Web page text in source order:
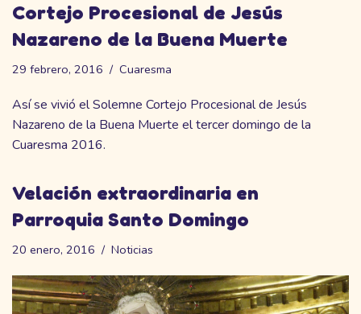
Cortejo Procesional de Jesús
Nazareno de la Buena Muerte
29 febrero, 2016 Cuaresma
Así se vivió el Solemne Cortejo Procesional de Jesús
Nazareno de la Buena Muerte el tercer domingo de la
Cuaresma 2016.
Velación extraordinaria en
Parroquia Santo Domingo
20 enero, 2016 Noticias